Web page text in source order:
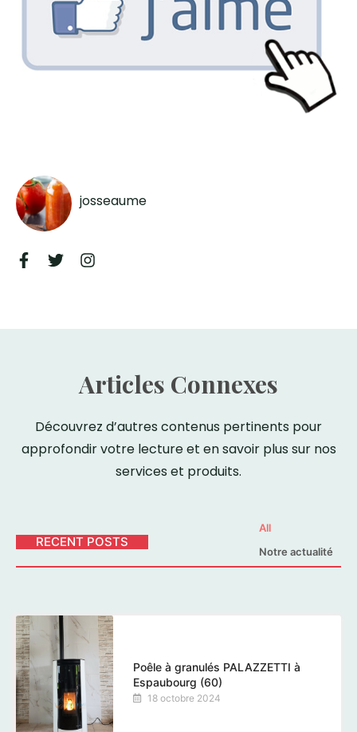
josseaume
Articles Connexes
Découvrez d’autres contenus pertinents pour
approfondir votre lecture et en savoir plus sur nos
services et produits.
RECENT POSTS
All
Notre actualité
Poêle à granulés PALAZZETTI à
Espaubourg (60)
18 octobre 2024